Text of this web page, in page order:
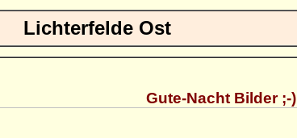
Lichterfelde Ost
Gute-Nacht Bilder ;-)